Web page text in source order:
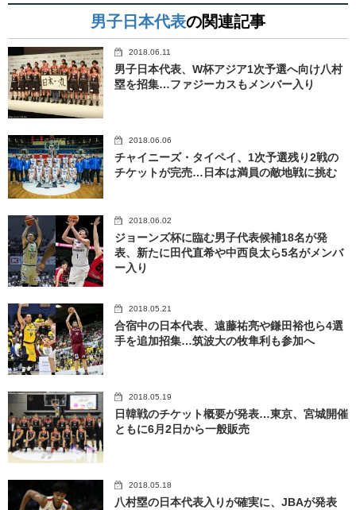
男子日本代表の関連記事
2018.06.11
男子日本代表、W杯アジア1次予選へ向け八村
塁を招集…ファジーカスもメンバー入り
2018.06.06
チャイニーズ・タイペイ、1次予選残り2戦の
チケットが完売…日本は満員の敵地戦に挑む
2018.06.02
ジョーンズ杯に臨む男子代表候補18名が発
表、新たに田代直希や中西良太ら5名がメンバ
ー入り
2018.05.21
合宿中の日本代表、遠藤祐亮や鎌田裕也ら4選
手を追加招集…筑波大の牧隼利も参加へ
2018.05.19
日韓戦のチケット概要が発表…東京、宮城開催
ともに6月2日から一般販売
2018.05.18
八村塁の日本代表入りが確実に、JBAが発表